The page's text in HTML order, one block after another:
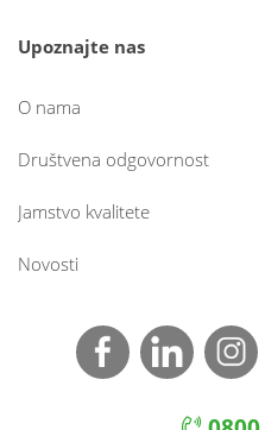
Upoznajte nas
O nama
Društvena odgovornost
Jamstvo kvalitete
Novosti